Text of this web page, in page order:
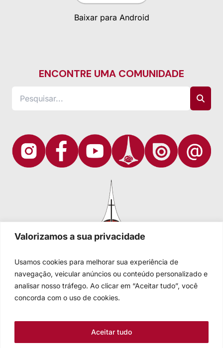
Valorizamos a sua privacidade
Usamos cookies para melhorar sua experiência de
navegação, veicular anúncios ou conteúdo personalizado e
analisar nosso tráfego. Ao clicar em “Aceitar tudo”, você
concorda com o uso de cookies.
Aceitar tudo
Baixar para Android
ENCONTRE UMA COMUNIDADE
Igreja Evangélica de Confissão Luterana no Brasil
Sede nacional: Rua Senhor dos Passos, 202/4º andar Centro -